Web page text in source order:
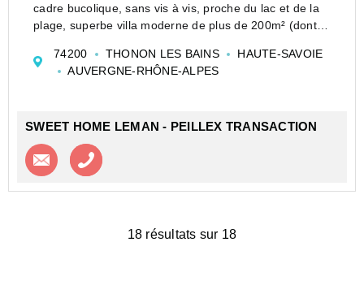
cadre bucolique, sans vis à vis, proche du lac et de la
plage, superbe villa moderne de plus de 200m² (dont
garage), construite sur un terrain de 2000m² a...
74200 THONON LES BAINS
HAUTE-SAVOIE
AUVERGNE-RHÔNE-ALPES
SWEET HOME LEMAN - PEILLEX TRANSACTION
Contacter l'agence
18 résultats sur 18